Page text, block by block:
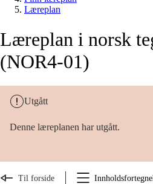
Læreplan
Læreplan i norsk
(NOR4-01)
Utgått
Denne læreplanen har utgått.
Til forside